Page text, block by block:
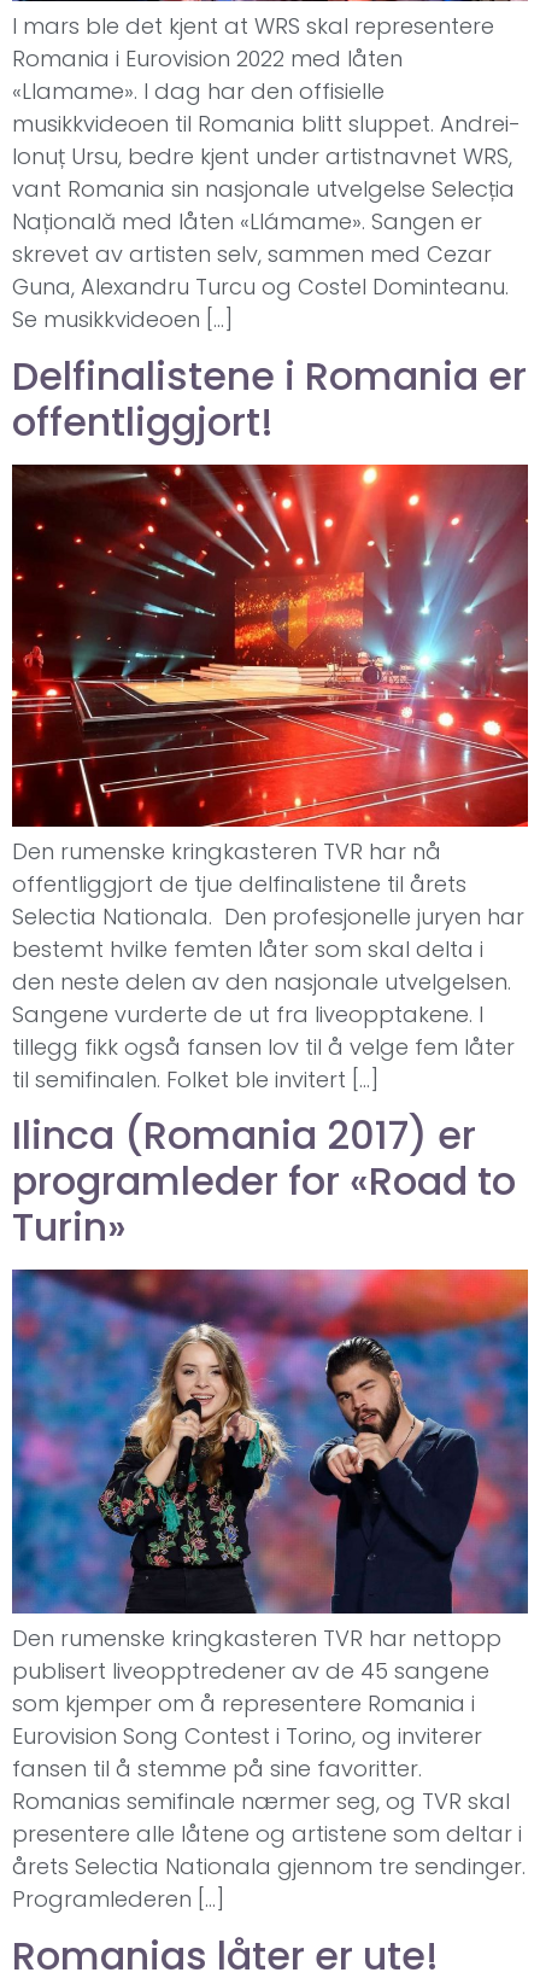
I mars ble det kjent at WRS skal representere
Romania i Eurovision 2022 med låten
«Llamame». I dag har den offisielle
musikkvideoen til Romania blitt sluppet. Andrei-
Ionuț Ursu, bedre kjent under artistnavnet WRS,
vant Romania sin nasjonale utvelgelse Selecția
Națională med låten «Llámame». Sangen er
skrevet av artisten selv, sammen med Cezar
Guna, Alexandru Turcu og Costel Dominteanu.
Se musikkvideoen […]
Delfinalistene i Romania er
offentliggjort!
Den rumenske kringkasteren TVR har nå
offentliggjort de tjue delfinalistene til årets
Selectia Nationala. Den profesjonelle juryen har
bestemt hvilke femten låter som skal delta i
den neste delen av den nasjonale utvelgelsen.
Sangene vurderte de ut fra liveopptakene. I
tillegg fikk også fansen lov til å velge fem låter
til semifinalen. Folket ble invitert […]
Ilinca (Romania 2017) er
programleder for «Road to
Turin»
Den rumenske kringkasteren TVR har nettopp
publisert liveopptredener av de 45 sangene
som kjemper om å representere Romania i
Eurovision Song Contest i Torino, og inviterer
fansen til å stemme på sine favoritter.
Romanias semifinale nærmer seg, og TVR skal
presentere alle låtene og artistene som deltar i
årets Selectia Nationala gjennom tre sendinger.
Programlederen […]
Romanias låter er ute!